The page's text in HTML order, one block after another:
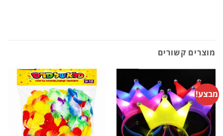
מוצרים קשורים
מבצע!